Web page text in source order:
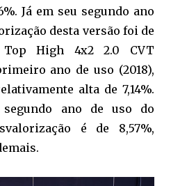
Já em seu segundo ano
desta versão foi de
Top High 4x2 2.0 CVT
ano de uso (2018),
alta de 7,14%.
ano de uso do
é de 8,57%,